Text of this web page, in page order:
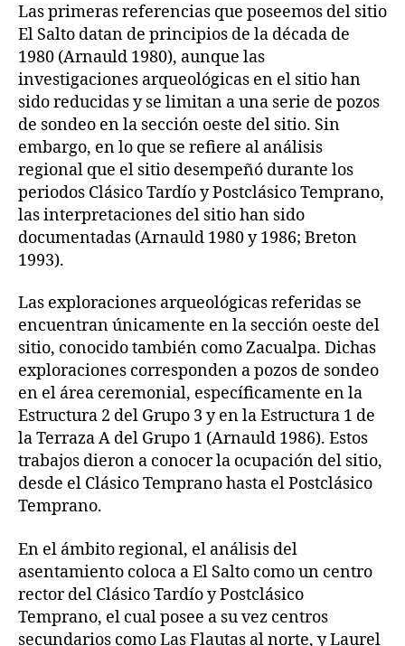
Las primeras referencias que poseemos del sitio
El Salto datan de principios de la década de
1980 (Arnauld 1980), aunque las
investigaciones arqueológicas en el sitio han
sido reducidas y se limitan a una serie de pozos
de sondeo en la sección oeste del sitio. Sin
embargo, en lo que se refiere al análisis
regional que el sitio desempeñó durante los
periodos Clásico Tardío y Postclásico Temprano,
las interpretaciones del sitio han sido
documentadas (Arnauld 1980 y 1986; Breton
1993).
Las exploraciones arqueológicas referidas se
encuentran únicamente en la sección oeste del
sitio, conocido también como Zacualpa. Dichas
exploraciones corresponden a pozos de sondeo
en el área ceremonial, específicamente en la
Estructura 2 del Grupo 3 y en la Estructura 1 de
la Terraza A del Grupo 1 (Arnauld 1986). Estos
trabajos dieron a conocer la ocupación del sitio,
desde el Clásico Temprano hasta el Postclásico
Temprano.
En el ámbito regional, el análisis del
asentamiento coloca a El Salto como un centro
rector del Clásico Tardío y Postclásico
Temprano, el cual posee a su vez centros
secundarios como Las Flautas al norte, y Laurel